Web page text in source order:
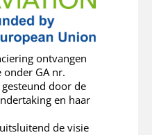
ontvangen
onder GA nr.
door de
en haar
de visie